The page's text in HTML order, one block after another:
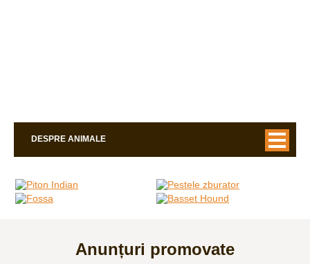
DESPRE ANIMALE
Anunțuri promovate